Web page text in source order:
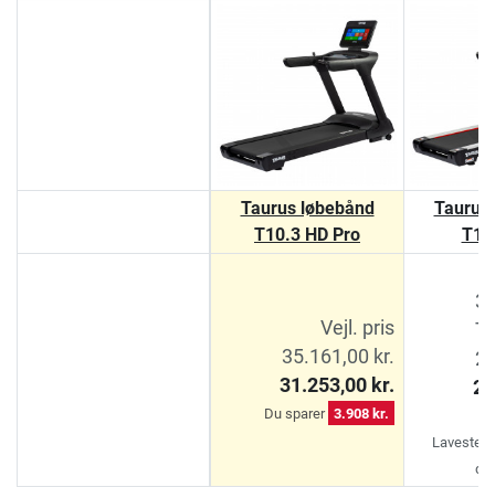
Taurus løbebånd
T10.3 HD Pro
Taurus
Vejl. pris
35.161,00 kr.
31.253,00 kr.
Du sparer 3.908 kr.
Laveste